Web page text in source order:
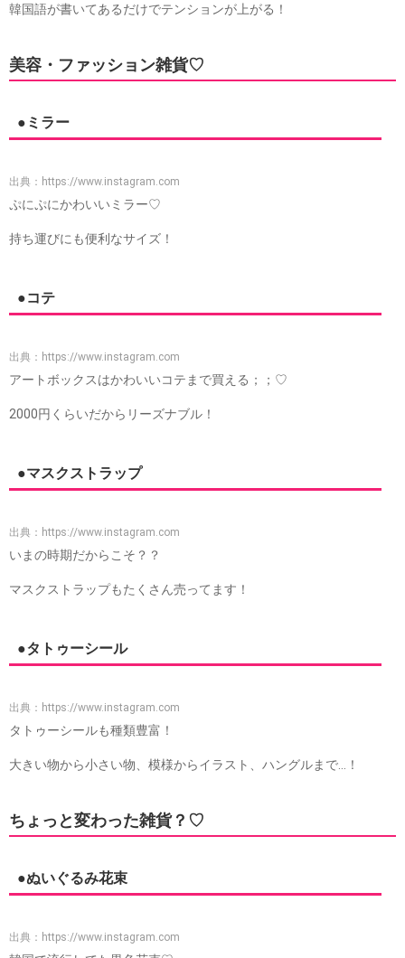
韓国語が書いてあるだけでテンションが上がる！
美容・ファッション雑貨♡
●ミラー
出典： https://www.instagram.com
ぷにぷにかわいいミラー♡
持ち運びにも便利なサイズ！
●コテ
出典： https://www.instagram.com
アートボックスはかわいいコテまで買える；；♡
2000円くらいだからリーズナブル！
●マスクストラップ
出典： https://www.instagram.com
いまの時期だからこそ？？
マスクストラップもたくさん売ってます！
●タトゥーシール
出典： https://www.instagram.com
タトゥーシールも種類豊富！
大きい物から小さい物、模様からイラスト、ハングルまで…！
ちょっと変わった雑貨？♡
●ぬいぐるみ花束
出典： https://www.instagram.com